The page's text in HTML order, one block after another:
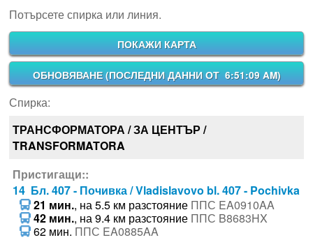
Потърсете спирка или линия.
ПОКАЖИ КАРТА
ОБНОВЯВАНЕ (ПОСЛЕДНИ ДАННИ ОТ 6:51:09 AM)
Спирка:
ТРАНСФОРМАТОРА / ЗА ЦЕНТЪР /
TRANSFORMATORA
Пристигащи::
14 Бл. 407 - Почивка / Vladislavovo bl. 407 - Pochivka
21 мин., на 5.5 км разстояние ППС EA0910AA
42 мин., на 9.4 км разстояние ППС B8683HX
62 мин. ППС EA0885AA